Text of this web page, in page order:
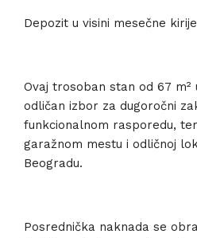
Depozit u visini mesečne
Ovaj trosoban stan od 67 m²
odličan izbor za dugoročni
funkcionalnom rasporedu,
garažnom mestu i odličnoj
Beogradu.
Posrednička naknada se